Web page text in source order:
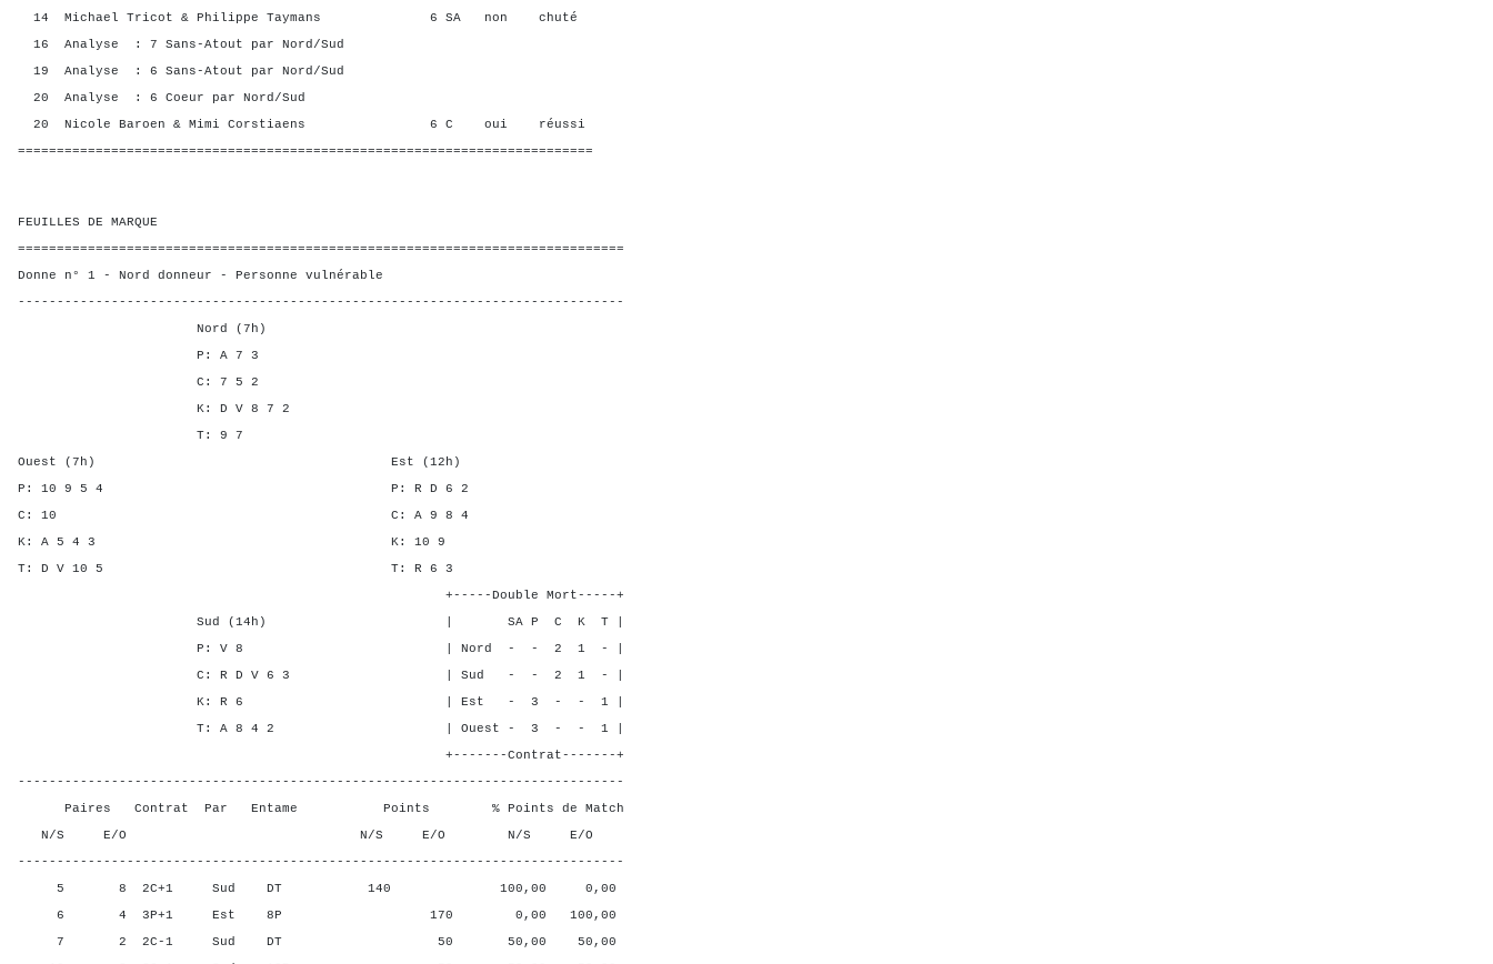
14 Michael Tricot & Philippe Taymans 6 SA non chuté
16 Analyse : 7 Sans-Atout par Nord/Sud
19 Analyse : 6 Sans-Atout par Nord/Sud
20 Analyse : 6 Coeur par Nord/Sud
20 Nicole Baroen & Mimi Corstiaens 6 C oui réussi
==========================================================================
FEUILLES DE MARQUE
==============================================================================
Donne n° 1 - Nord donneur - Personne vulnérable
------------------------------------------------------------------------------
Nord (7h)
P: A 7 3
C: 7 5 2
K: D V 8 7 2
T: 9 7
Ouest (7h) Est (12h)
P: 10 9 5 4 P: R D 6 2
C: 10 C: A 9 8 4
K: A 5 4 3 K: 10 9
T: D V 10 5 T: R 6 3
+-----Double Mort-----+
Sud (14h) | SA P C K T |
P: V 8 | Nord - - 2 1 - |
C: R D V 6 3 | Sud - - 2 1 - |
K: R 6 | Est - 3 - - 1 |
T: A 8 4 2 | Ouest - 3 - - 1 |
+-------Contrat-------+
------------------------------------------------------------------------------
Paires Contrat Par Entame Points % Points de Match
N/S E/O N/S E/O N/S E/O
------------------------------------------------------------------------------
5 8 2C+1 Sud DT 140 100,00 0,00
6 4 3P+1 Est 8P 170 0,00 100,00
7 2 2C-1 Sud DT 50 50,00 50,00